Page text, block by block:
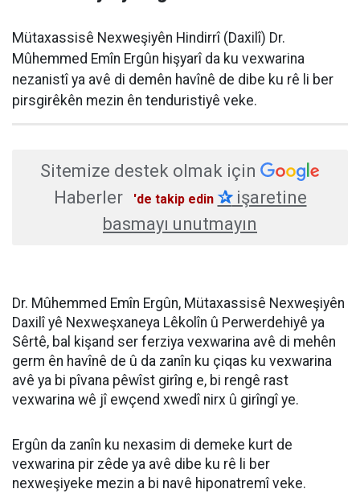
Mütaxassisê Nexweşiyên Hindirrî (Daxilî) Dr.
Mûhemmed Emîn Ergûn hişyarî da ku vexwarina
nezanistî ya avê di demên havînê de dibe ku rê li ber
pirsgirêkên mezin ên tenduristiyê veke.
Sitemize destek olmak için
Haberler
'de takip edin ✰işaretine
basmayı unutmayın
Dr. Mûhemmed Emîn Ergûn, Mütaxassisê Nexweşiyên
Daxilî yê Nexweşxaneya Lêkolîn û Perwerdehiyê ya
Sêrtê, bal kişand ser ferziya vexwarina avê di mehên
germ ên havînê de û da zanîn ku çiqas ku vexwarina
avê ya bi pîvana pêwîst girîng e, bi rengê rast
vexwarina wê jî ewçend xwedî nirx û girîngî ye.
Ergûn da zanîn ku nexasim di demeke kurt de
vexwarina pir zêde ya avê dibe ku rê li ber
nexweşiyeke mezin a bi navê hiponatremî veke.